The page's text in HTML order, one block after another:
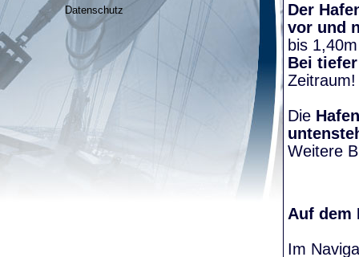
Datenschutz
Der
vor und
bis
Bei
Die
Weitere
Auf dem
Im